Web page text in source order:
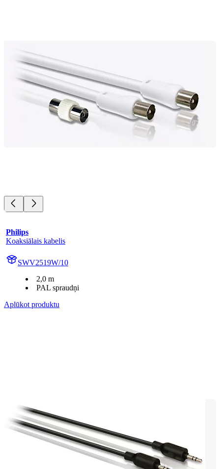
Philips
Koaksiālais kabelis
SWV2519W/10
2,0 m
PAL spraudņi
Aplūkot produktu